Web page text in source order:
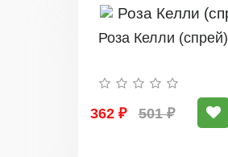
Роза Келли (спрей)
362 ₽ 501 ₽